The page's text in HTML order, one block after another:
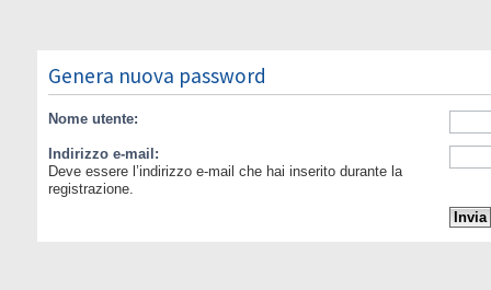
Genera nuova password
Nome utente:
Indirizzo e-mail:
Deve essere l’indirizzo e-mail che hai inserito durante la
registrazione.